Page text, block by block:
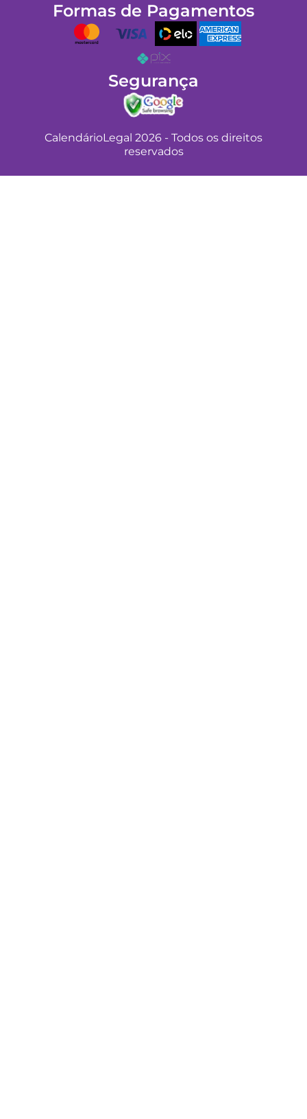
e
b
o
o
k
t
a
g
a
m
Formas de Pagamentos
Segurança
CalendárioLegal 2026 - Todos os direitos
reservados